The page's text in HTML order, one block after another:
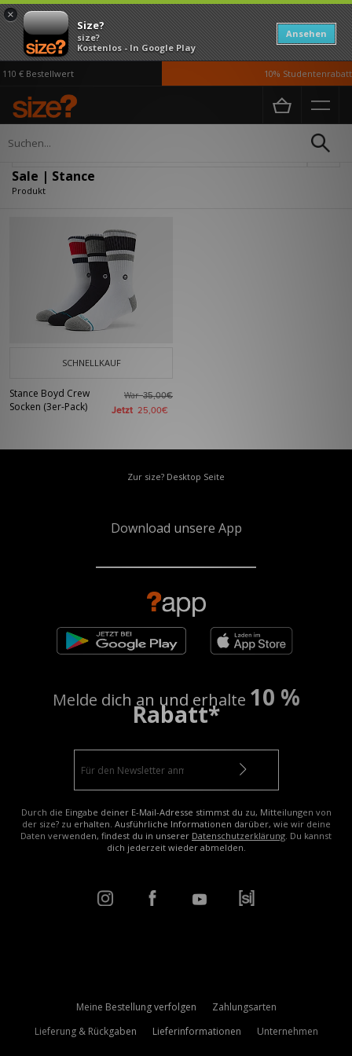
×
Size?
size?
Kostenlos - In Google Play
Ansehen
€ Bestellwert 10% Studentenrabatt
Home Sale | Stance
Sale | Stance
Produkt
SCHNELLKAUF
Stance Boyd Crew
Socken (3er-Pack)
War35,00€
Jetzt 25,00€
Zur size? Desktop Seite
Download unsere App
Melde dich an und erhalte 10 %
Rabatt*
Durch die Eingabe deiner E-Mail-Adresse stimmst du zu, Mitteilungen von
der size? zu erhalten. Ausführliche Informationen darüber, wie wir deine
Daten verwenden, findest du in unserer Datenschutzerklärung. Du kannst
dich jederzeit wieder abmelden.
Meine Bestellung verfolgen
Zahlungsarten
Lieferung & Rückgaben
Lieferinformationen Unternehmen